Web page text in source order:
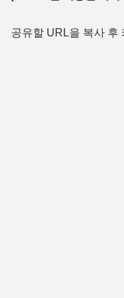
공유할 URL을 복사 후